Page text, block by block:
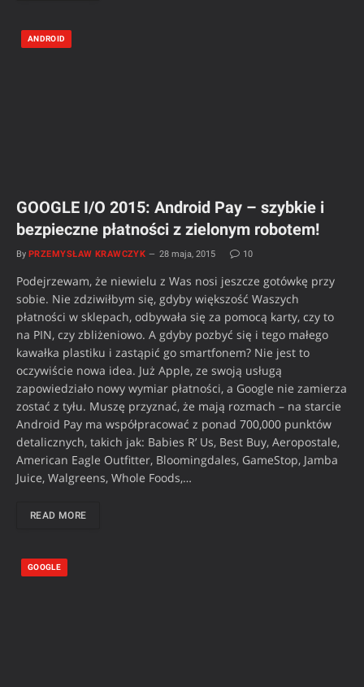
ANDROID
GOOGLE I/O 2015: Android Pay – szybkie i
bezpieczne płatności z zielonym robotem!
By PRZEMYSŁAW KRAWCZYK 28 maja, 2015 10
Podejrzewam, że niewielu z Was nosi jeszcze gotówkę przy
sobie. Nie zdziwiłbym się, gdyby większość Waszych
płatności w sklepach, odbywała się za pomocą karty, czy to
na PIN, czy zbliżeniowo. A gdyby pozbyć się i tego małego
kawałka plastiku i zastąpić go smartfonem? Nie jest to
oczywiście nowa idea. Już Apple, ze swoją usługą
zapowiedziało nowy wymiar płatności, a Google nie zamierza
zostać z tyłu. Muszę przyznać, że mają rozmach – na starcie
Android Pay ma współpracować z ponad 700,000 punktów
detalicznych, takich jak: Babies R’ Us, Best Buy, Aeropostale,
American Eagle Outfitter, Bloomingdales, GameStop, Jamba
Juice, Walgreens, Whole Foods,…
READ MORE
GOOGLE